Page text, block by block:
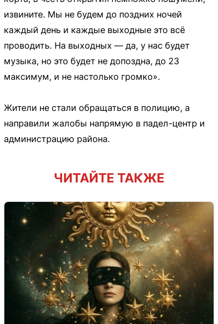
извините. Мы не будем до поздних ночей
каждый день и каждые выходные это всё
проводить. На выходных — да, у нас будет
музыка, но это будет не допоздна, до 23
максимум, и не настолько громко».
Жители не стали обращаться в полицию, а
направили жалобы напрямую в падел-центр и
администрацию района.
ЧИТАЙТЕ ТАКЖЕ